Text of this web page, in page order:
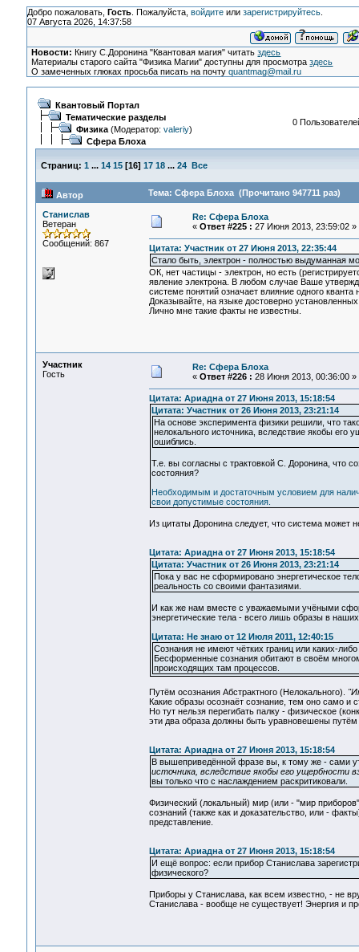
Добро пожаловать, Гость. Пожалуйста, войдитеили зарегистрируйтесь.
07 Августа 2026, 14:37:58
Новости: Книгу С.Доронина "Квантовая магия" читатьздесь
Материалы старого сайта "Физика Магии" доступны для просмотраздесь
О замеченных глюках просьба писать на почтуquantmag@mail.ru
Квантовый Портал
Тематические разделы
Физика(Модератор: valeriy)
Сфера Блоха
0
Страниц: 1 ... 14 15[16] 17 18 ... 24 Все
Автор Тема: Сфера Блоха (Прочитано 947711 раз)
Станислав
Ветеран
Сообщений: 867
Re: Сфера Блоха
« Ответ #225 : 27 Июня 2013, 23:59:02 »
Цитата: Участник от 27 Июня 2013, 22:35:44
Стало быть, электрон - полностью выдуманная
ОК, нет частицы - электрон, но есть
явление электрона. В любом случае Ваше
системе понятий означает влияние одного кванта
Доказывайте, на языке достоверно
Лично мне такие факты не известны.
Участник
Гость
Re: Сфера Блоха
« Ответ #226 : 28 Июня 2013, 00:36:00 »
Цитата: Ариадна от 27 Июня 2013, 15:18:54
Цитата: Участник от 26 Июня 2013, 23:21:14
На основе эксперимента физики решили, что
нелокального источника, вследствие якобы его
ошиблись.
Т.е. вы согласны с трактовкой С. Доронина, что
состояния?
Необходимым и достаточным условием для
свои допустимые состояния.
Из цитаты Доронина следует, что система
Цитата: Ариадна от 27 Июня 2013, 15:18:54
Цитата: Участник от 26 Июня 2013, 23:21:14
Пока у вас не сформировано энергетическое
реальность со своими фантазиями.
И как же нам вместе с уважаемыми учёными
энергетические тела - всего лишь образы в
Цитата: Не знаю от 12 Июля 2011, 12:40:15
Сознания не имеют чётких границ или каких-
Бесформенные сознания обитают в своём
происходящих там процессов.
Путём осознания Абстрактного (Нелокального).
Какие образы осознаёт сознание, тем оно само и
Но тут нельзя перегибать палку - физическое
эти два образа должны быть уравновешены
Цитата: Ариадна от 27 Июня 2013, 15:18:54
В вышеприведённой фразе вы, к тому же - сами
источника, вследствие якобы его ущербности
вы только что с наслаждением раскритиковали.
Физический (локальный) мир (или - "мир
сознаний (также как и доказательство, или -
представление.
Цитата: Ариадна от 27 Июня 2013, 15:18:54
И ещё вопрос: если прибор Станислава
физического?
Приборы у Станислава, как всем известно, - не
Станислава - вообще не существует! Энергия и